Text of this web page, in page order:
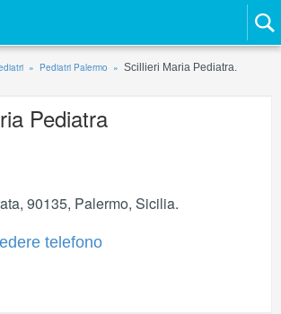
Pediatri Palermo
Scillieri Maria Pediatra.
Pediatra
90135, Palermo, Sicilia.
telefono